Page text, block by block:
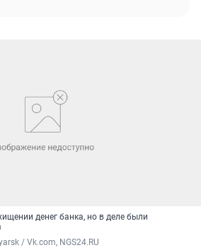
денег банка, но в деле были
/ Vk.com, NGS24.RU